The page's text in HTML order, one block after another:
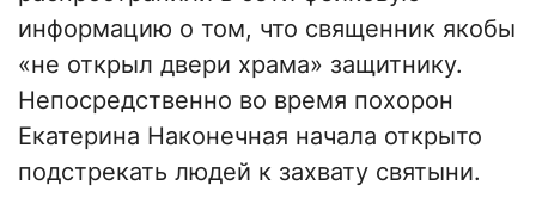
информацию о том, что священник якобы
«не открыл двери храма» защитнику.
Непосредственно во время похорон
Екатерина Наконечная начала открыто
подстрекать людей к захвату святыни.